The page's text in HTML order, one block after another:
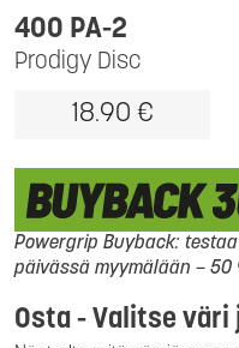
Prodigy Disc
400 PA-2
18.90 €
Powergrip Buyback:
päivässä myymälään –
Osta - Valitse väri